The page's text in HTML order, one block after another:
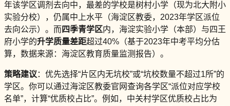
年该学区调剂去向中，最差的学校是树村小学（现为北大附小
实验分校），仍属中上水平（海淀区教委，2023年学区派位
去向公示）。而 四季青学区内，海淀实验小学（本部）与四王
府小学的升学质量差距超过40%（基于2023年中考平均分估
算，数据来源：海淀区教育质量监测报告）。
策略建议：优先选择“片区内无坑校”或“坑校数量不超过1所”的
学区。你可以通过海淀区教委官网查询各学区“派位对应学校
名单”，计算“优质校占比”。例如，中关村学区优质校占比为